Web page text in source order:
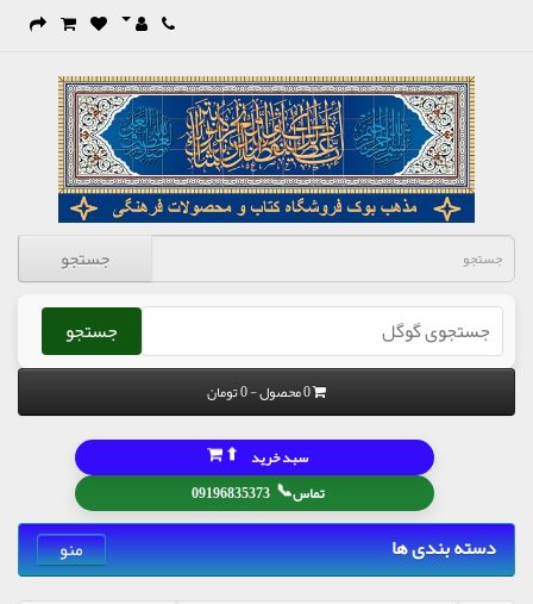
جستجو
جستجو
0 محصول - 0 تومان
تماس📞
09196835373
سبد خرید ⬆
دسته بندی ها منو